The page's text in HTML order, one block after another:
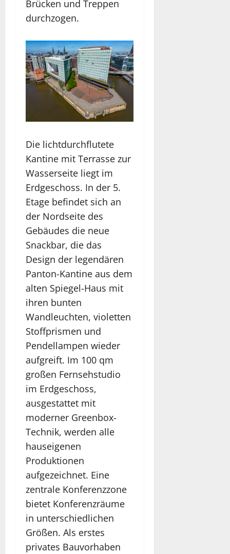
Brücken und Treppen
durchzogen.
Die lichtdurchflutete
Kantine mit Terrasse zur
Wasserseite liegt im
Erdgeschoss. In der 5.
Etage befindet sich an
der Nordseite des
Gebäudes die neue
Snackbar, die das
Design der legendären
Panton-Kantine aus dem
alten Spiegel-Haus mit
ihren bunten
Wandleuchten, violetten
Stoffprismen und
Pendellampen wieder
aufgreift. Im 100 qm
großen Fernsehstudio
im Erdgeschoss,
ausgestattet mit
moderner Greenbox-
Technik, werden alle
hauseigenen
Produktionen
aufgezeichnet. Eine
zentrale Konferenzzone
bietet Konferenzräume
in unterschiedlichen
Größen. Als erstes
privates Bauvorhaben